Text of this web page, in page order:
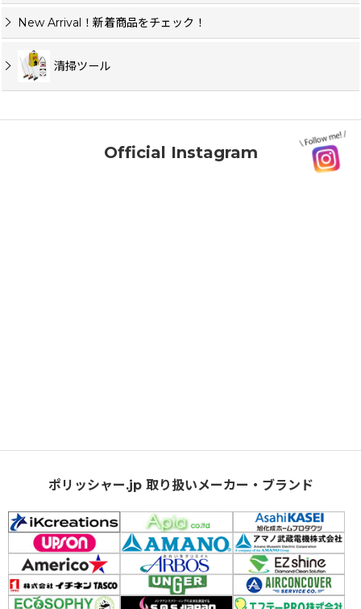
New Arrival！新着商品をチェック！
清掃ツール
Official Instagram
ポリッシャー.jp 取り扱いメーカー・ブランド